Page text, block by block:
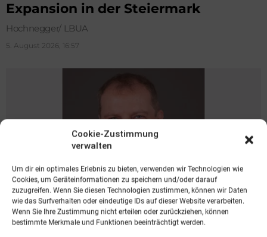
Cookie-Zustimmung
verwalten
Um dir ein optimales Erlebnis zu bieten, verwenden wir Technologien wie
Cookies, um Geräteinformationen zu speichern und/oder darauf
zuzugreifen. Wenn Sie diesen Technologien zustimmen, können wir Daten
wie das Surfverhalten oder eindeutige IDs auf dieser Website verarbeiten.
Wenn Sie Ihre Zustimmung nicht erteilen oder zurückziehen, können
bestimmte Merkmale und Funktionen beeinträchtigt werden.
Expansion in der Steiermark
Hochnegger/ LBUA
5. August 2026, 16:57
NEWS